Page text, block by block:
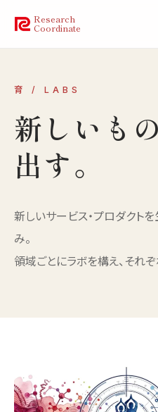
Research
Coordinate
育 / LABS
新しいも
出す。
新しいサービス・プロダクト
み。
領域ごとにラボを構え、それ